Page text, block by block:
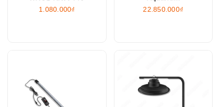
1.080.000₫
22.850.000₫